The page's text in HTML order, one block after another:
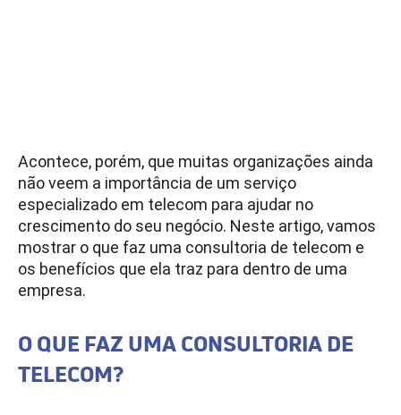
Acontece, porém, que muitas organizações ainda
não veem a importância de um serviço
especializado em telecom para ajudar no
crescimento do seu negócio. Neste artigo, vamos
mostrar o que faz uma consultoria de telecom e
os benefícios que ela traz para dentro de uma
empresa.
O QUE FAZ UMA CONSULTORIA DE
TELECOM?